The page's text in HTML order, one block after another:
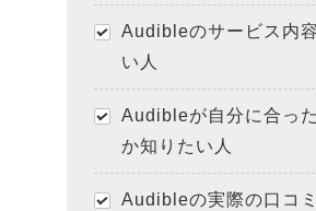
Audibleのサービス内
い人
Audibleが自分に合っ
か知りたい人
Audibleの実際の口コ